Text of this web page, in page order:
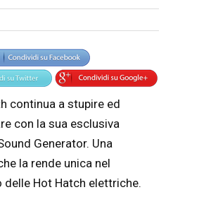
principale
continua a stupire ed
con la sua esclusiva
Generator. Una
la rende unica nel
delle Hot Hatch elettriche.